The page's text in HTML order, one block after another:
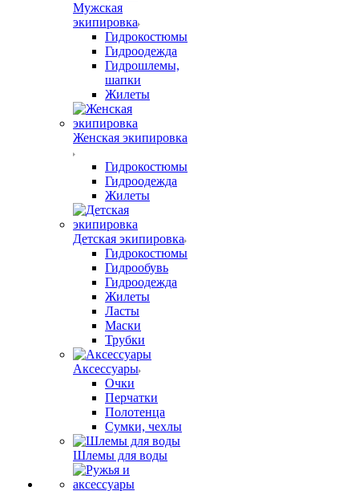
Мужская
экипировка
Гидрокостюмы
Гидроодежда
Гидрошлемы,
шапки
Жилеты
Женская экипировка
Гидрокостюмы
Гидроодежда
Жилеты
Детская экипировка
Гидрокостюмы
Гидрообувь
Гидроодежда
Жилеты
Ласты
Маски
Трубки
Аксессуары
Очки
Перчатки
Полотенца
Сумки, чехлы
Шлемы для воды